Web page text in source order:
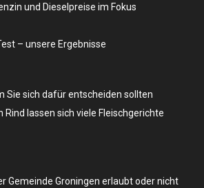
und Dieselpreise ​im Fokus
– unsere Ergebnisse
Sie sich dafür entscheiden sollten
Rind lassen sich viele Fleischgerichte
Gemeinde Groningen erlaubt oder nicht